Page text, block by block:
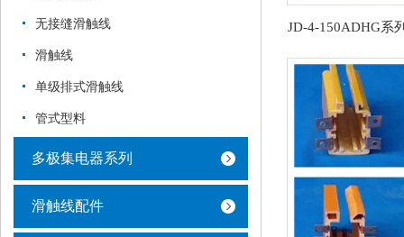
无接缝滑触线
滑触线
单级排式滑触线
管式型料
多极集电器系列
滑触线配件